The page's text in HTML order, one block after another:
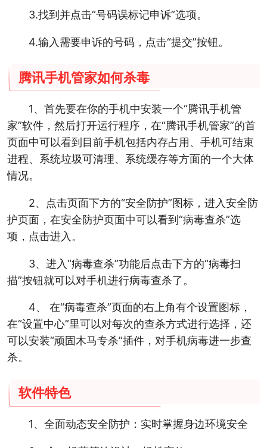
3.找到并点击“号码误标记申诉”选项。
4.输入需要申诉的号码，点击“提交”按钮。
腾讯手机管家如何杀毒
1、首先要在你的手机中安装一个“腾讯手机管
家”软件，然后打开运行程序，在“腾讯手机管家”的首
页面中可以看到目前手机包括内存占用、手机可结束
进程、系统垃圾可清理、系统缓存等方面的一个大体
情况。
2、点击页面下方的“安全防护”图标，进入安全防
护页面，在安全防护页面中可以看到“病毒查杀”选
项，点击进入。
3、进入“病毒查杀”功能后点击下方的“病毒扫
描”按钮就可以对手机进行病毒查杀了。
4、 在“病毒查杀”页面的右上角有个设置图标，
在“设置中心”里可以对每次的查杀方式进行选择，还
可以安装“顽固木马专杀”插件，对手机病毒进一步查
杀。
软件特色
1、全面动态安全防护：实时掌握身边环境安全